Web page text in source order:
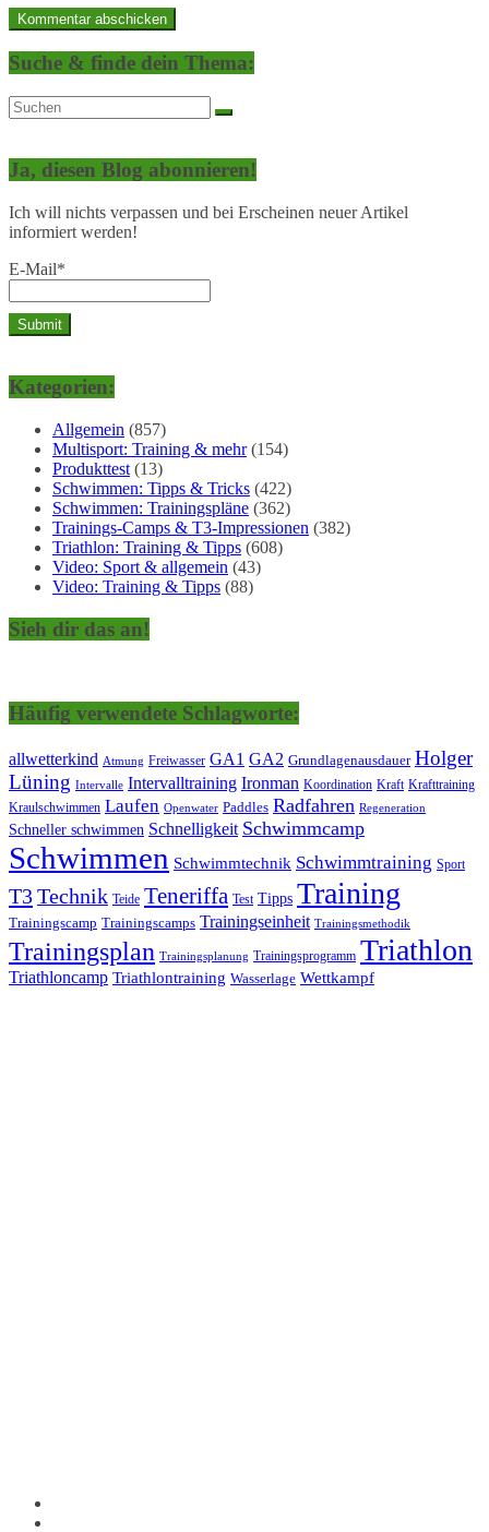
Suche & finde dein Thema:
Ja, diesen Blog abonnieren!
Ich will nichts verpassen und bei Erscheinen neuer Artikel
informiert werden!
E-Mail*
Kategorien:
Allgemein (857)
Multisport: Training & mehr(154)
Produkttest (13)
Schwimmen: Tipps & Tricks (422)
Schwimmen: Trainingspläne (362)
Trainings-Camps & T3-Impressionen (382)
Triathlon: Training & Tipps (608)
Video: Sport & allgemein (43)
Video: Training & Tipps (88)
Sieh dir das an!
Häufig verwendete Schlagworte:
allwetterkind Atmung Freiwasser GA1 GA2 Grundlagenausdauer Holger
Lüning Intervalle Intervalltraining Ironman Koordination Kraft Krafttraining
Kraulschwimmen Laufen Openwater Paddles Radfahren Regeneration
Schneller schwimmen Schnelligkeit Schwimmcamp
Schwimmen Schwimmtechnik Schwimmtraining Sport
T3Technik Teide Teneriffa Test Tipps Training
Trainingscamp Trainingscamps Trainingseinheit Trainingsmethodik
Trainingsplan Trainingsplanung Trainingsprogramm Triathlon
Triathloncamp Triathlontraining Wasserlage Wettkampf